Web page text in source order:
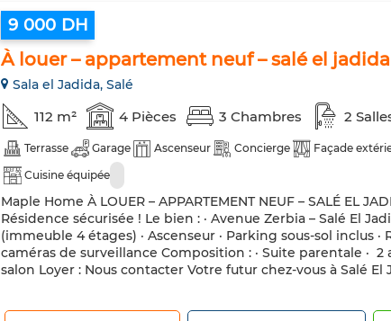
9 000 DH
À louer – appartement neuf – salé el jadida
Sala el Jadida, Salé
112 m² 4 Pièces 3 Chambres 2
Terrasse Garage Ascenseur Concierge Façade
Cuisine équipée
Maple Home À LOUER – APPARTEMENT NEUF – SALÉ EL
Résidence sécurisée ! Le bien : · Avenue Zerbia – Salé El
(immeuble 4 étages) · Ascenseur · Parking sous-sol inclus ·
caméras de surveillance Composition : · Suite parentale · ️️ 2
salon Loyer : Nous contacter Votre futur chez-vous à Salé El